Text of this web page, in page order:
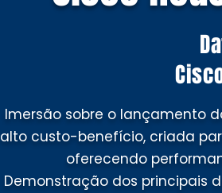
Imersão sobre o lançamento
alto custo-benefício, criada
oferecendo
Demonstração dos principais